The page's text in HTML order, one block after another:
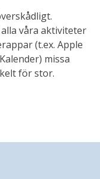
våra aktiviteter
(t.ex. Apple
missa
för stor.